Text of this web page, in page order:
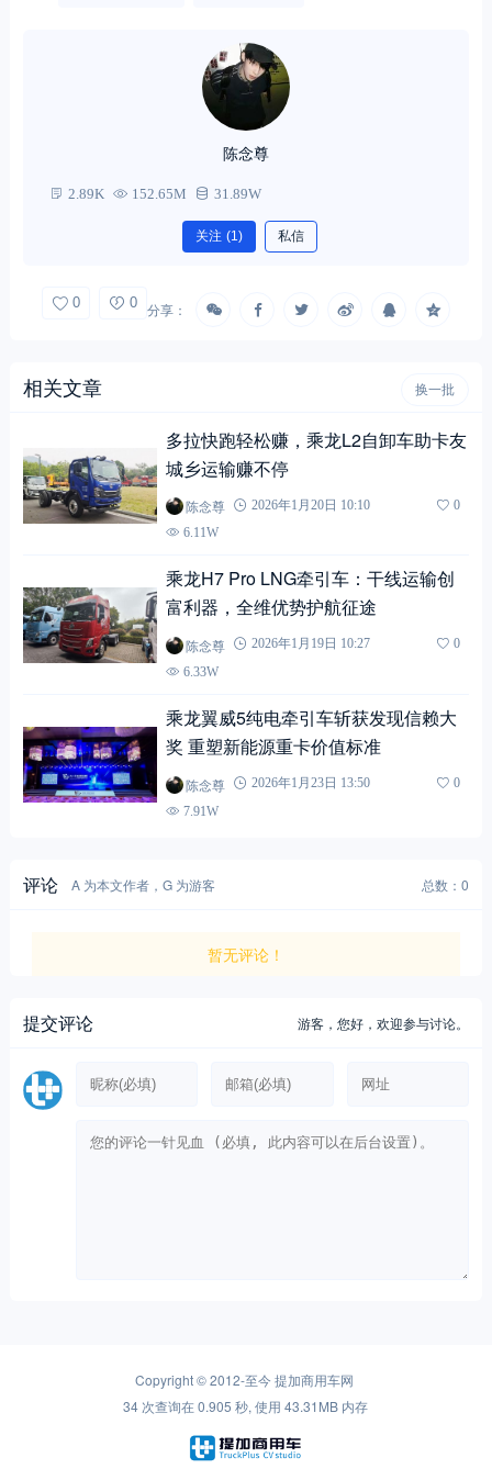
陈念尊
2.89K 152.65M 31.89W
关注 (1) 私信
0 0 分享：
相关文章 换一批
多拉快跑轻松赚，乘龙L2自卸车助卡友
城乡运输赚不停
陈念尊 2026年1月20日 10:10
0
6.11W
乘龙H7 Pro LNG牵引车：干线运输创
富利器，全维优势护航征途
陈念尊 2026年1月19日 10:27
0
6.33W
乘龙翼威5纯电牵引车斩获发现信赖大
奖 重塑新能源重卡价值标准
陈念尊 2026年1月23日 13:50
0
7.91W
评论 A 为本文作者，G 为游客 总数：0
暂无评论！
提交评论 游客，您好，欢迎参与讨论。
Copyright © 2012-至今提加商用车网
34 次查询在 0.905 秒, 使用 43.31MB 内存